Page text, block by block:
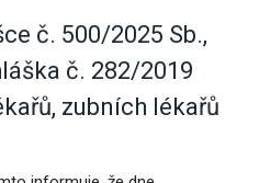
č. 500/2025 Sb.,
č. 282/2019
zubních lékařů